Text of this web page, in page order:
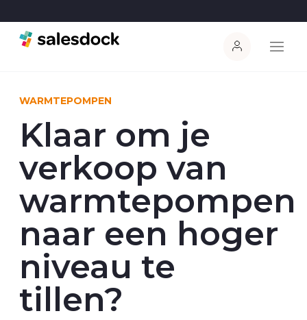
WARMTEPOMPEN
Klaar om je
verkoop van
warmtepompen
naar een hoger
niveau te
tillen?